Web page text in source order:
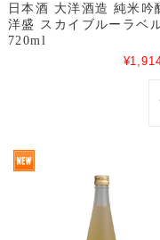
日本酒 大洋酒造 純米吟
洋盛 スカイブルーラベ
720ml